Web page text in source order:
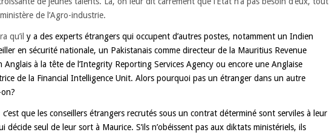
de l’Agro-industrie.
qu’il y a des experts étrangers qui occupent d’autres postes, notamment un Indien
en sécurité nationale, un Pakistanais comme directeur de la Mauritius Revenue
à la tête de l’Integrity Reporting Services Agency ou encore une Anglaise
de la Financial Intelligence Unit. Alors pourquoi pas un étranger dans un autre
c’est que les conseillers étrangers recrutés sous un contrat déterminé sont serviles à leur
décide seul de leur sort à Maurice. S’ils n’obéissent pas aux diktats ministériels, ils